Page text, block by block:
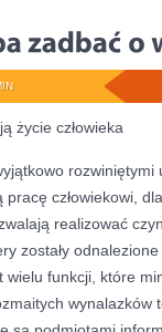
życie człowieka
pracę człowiekowi,
realizować
zostały
wielu funkcji, które